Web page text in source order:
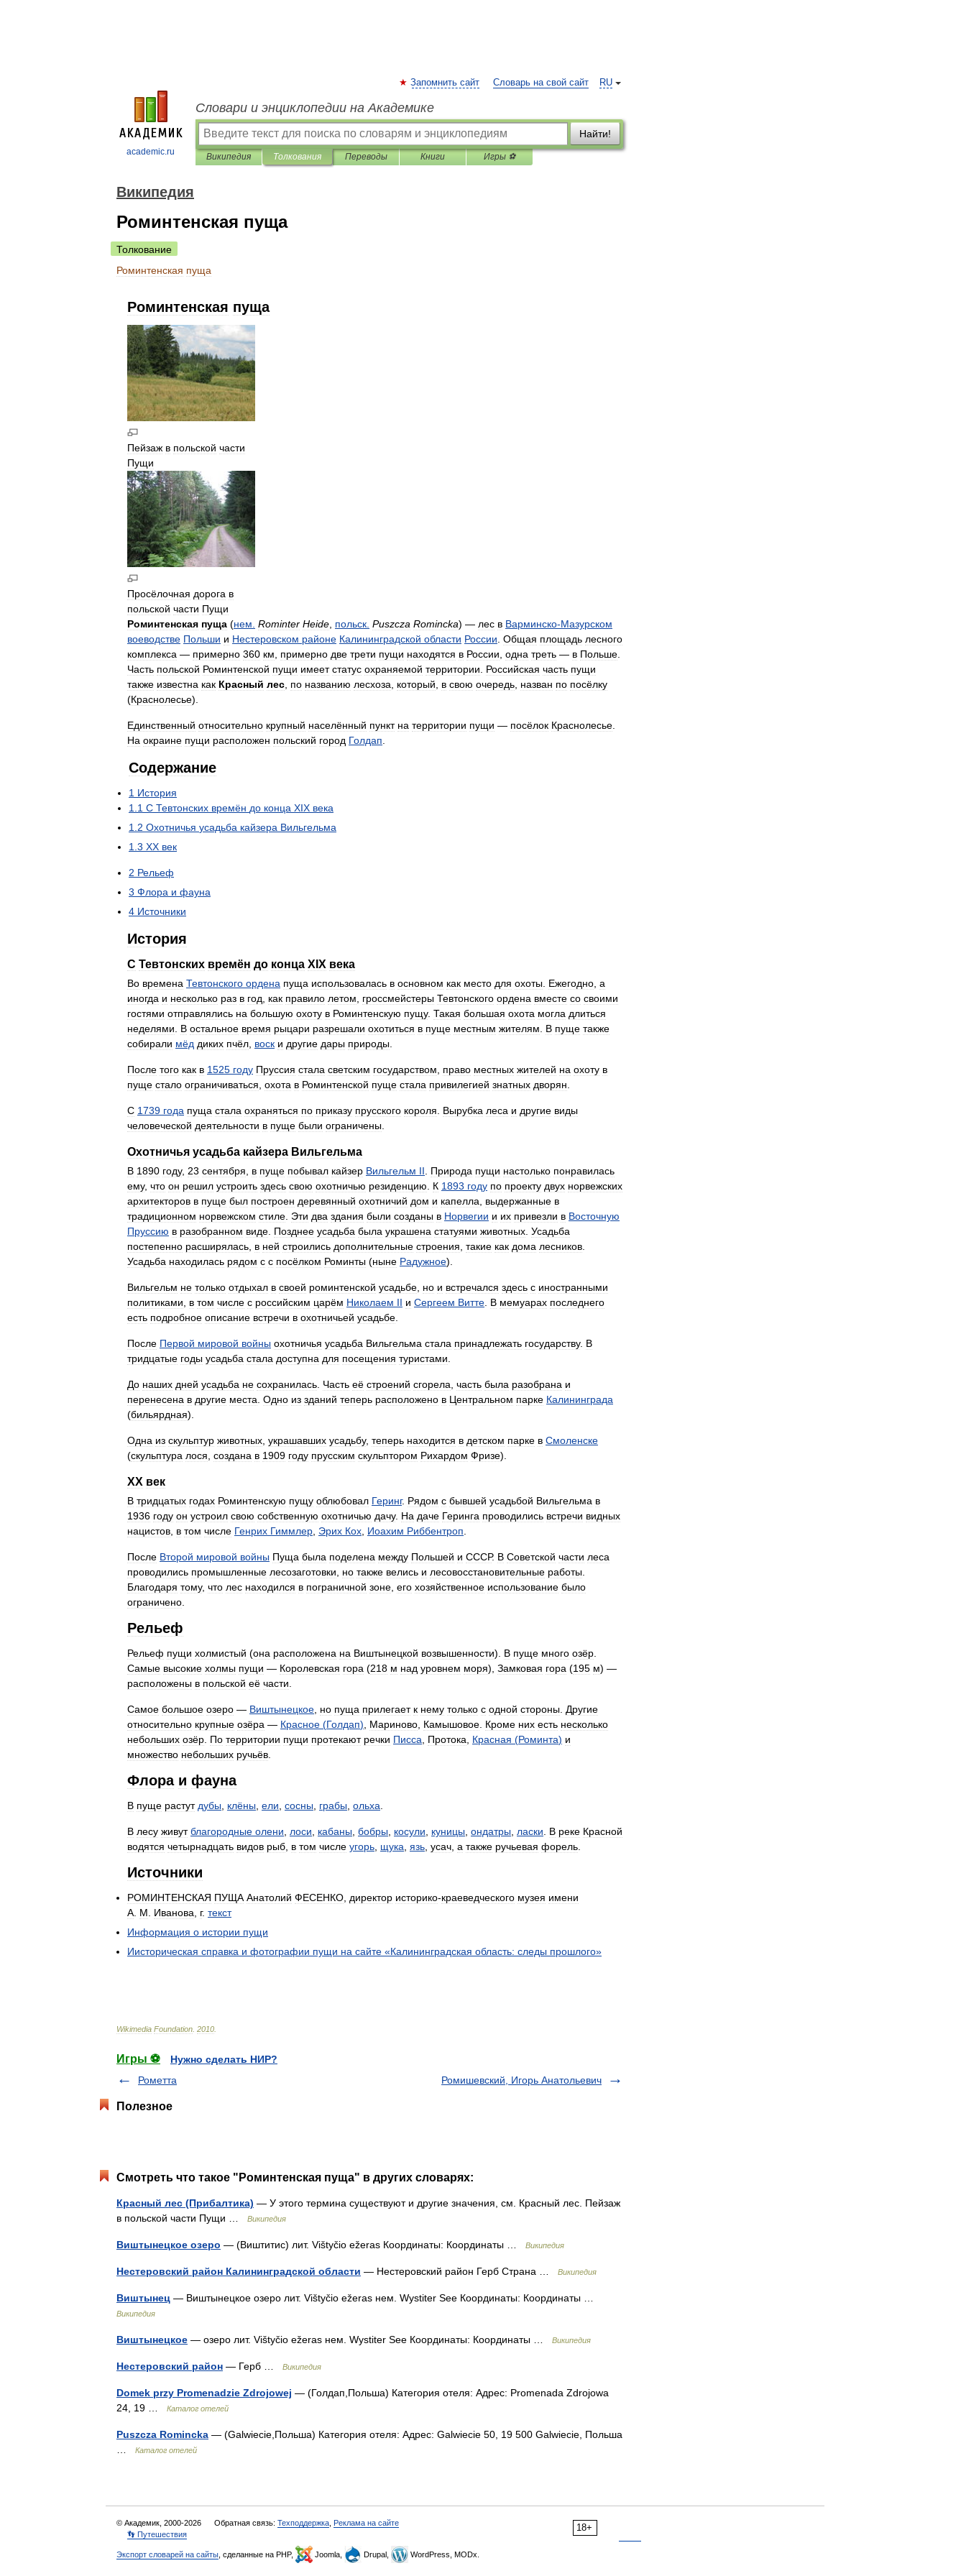
academic.ru
RU
Запомнить сайт Словарь на свой сайт
Словари и энциклопедии на Академике
Найти!
Википедия Толкования Переводы Книги Игры ⚽
Википедия
Роминтенская пуща
Толкование
Роминтенская пуща
Роминтенская пуща
Пейзаж в польской части
Пущи
Просёлочная дорога в
польской части Пущи
Роминтенская пуща (нем Rominter Heide польск Puszcza Romincka) — лес в Варминско-Мазурском
воеводстве Польши и Нестеровском районе Калининградской области России Общая площадь лесного
комплекса — примерно 360 км примерно две трети пущи находятся в России одна треть — в Польше
Часть польской Роминтенской пущи имеет статус охраняемой территории Российская часть пущи
также известна как Красный лес по названию лесхоза который в свою очередь назван по посёлку
(Краснолесье).
Единственный относительно крупный населённый пункт на территории пущи — посёлок Краснолесье
На окраине пущи расположен польский город Голдап
Содержание
1 История
1 1 С Тевтонских времён до конца XIX века
1 2 Охотничья усадьба кайзера Вильгельма
1 3 XX век
2 Рельеф
3 Флора и фауна
4 Источники
История
С Тевтонских времён до конца XIX века
Во времена Тевтонского ордена пуща использовалась в основном как место для охоты Ежегодно а
иногда и несколько раз в год как правило летом гроссмейстеры Тевтонского ордена вместе со своими
гостями отправлялись на большую охоту в Роминтенскую пущу. Такая большая охота могла длиться
неделями
В остальное время рыцари разрешали охотиться в пуще местным жителям В пуще также
собирали мёд диких пчёл воск и другие дары природы
После того как в 1525 году Пруссия стала светским государством право местных жителей на охоту в
пуще стало ограничиваться охота в Роминтенской пуще стала привилегией знатных дворян
С 1739 года пуща стала охраняться по приказу прусского короля Вырубка леса и другие виды
человеческой деятельности в пуще были ограничены
Охотничья усадьба кайзера Вильгельма
В 1890 году, 23 сентября в пуще побывал кайзер Вильгельм II Природа пущи настолько понравилась
ему, что он решил устроить здесь свою охотничью резиденцию К 1893 году по проекту двух норвежских
архитекторов в пуще был построен деревянный охотничий дом и капелла выдержанные в
традиционном норвежском стиле Эти два здания были созданы в Норвегии и их привезли в Восточную
Пруссию в разобранном виде Позднее усадьба была украшена статуями животных Усадьба
постепенно расширялась в ней строились дополнительные строения такие как дома лесников
Усадьба находилась рядом с с посёлком Роминты (ныне Радужное).
Вильгельм не только отдыхал в своей роминтенской усадьбе но и встречался здесь с иностранными
политиками
в том числе с российским царём Николаем II и Сергеем Витте В мемуарах последнего
есть подробное описание встречи в охотничьей усадьбе
После Первой мировой войны охотничья усадьба Вильгельма стала принадлежать государству. В
тридцатые годы усадьба стала доступна для посещения туристами
До наших дней усадьба не сохранилась Часть её строений сгорела часть была разобрана и
перенесена в другие места Одно из зданий теперь расположено в Центральном парке Калининграда
(бильярдная).
Одна из скульптур животных украшавших усадьбу, теперь находится в детском парке в Смоленске
(скульптура лося создана в 1909 году прусским скульптором Рихардом Фризе).
XX век
В тридцатых годах Роминтенскую пущу облюбовал Геринг. Рядом с бывшей усадьбой Вильгельма в
1936 году он устроил свою собственную охотничью дачу. На даче Геринга проводились встречи видных
нацистов в том числе Генрих Гиммлер Эрих Кох Иоахим Риббентроп
После Второй мировой войны Пуща была поделена между Польшей и СССР. В Советской части леса
проводились промышленные лесозаготовки но также велись и лесовосстановительные работы
Благодаря тому, что лес находился в пограничной зоне его хозяйственное использование было
ограничено
Рельеф
Рельеф пущи холмистый (она расположена на Виштынецкой возвышенности). В пуще много озёр
Самые высокие холмы пущи — Королевская гора (218 м над уровнем моря), Замковая гора (195 м) —
расположены в польской её части
Самое большое озеро — Виштынецкое но пуща прилегает к нему только с одной стороны Другие
относительно крупные озёра — Красное (Голдап) Мариново Камышовое Кроме них есть несколько
небольших озёр По территории пущи протекают речки Писса Протока Красная (Роминта) и
множество небольших ручьёв
Флора и фауна
В пуще растут дубы клёны ели сосны грабы ольха
В лесу живут благородные олени лоси кабаны бобры косули куницы ондатры ласки В реке Красной
водятся четырнадцать видов рыб в том числе угорь щука язь усач а также ручьевая форель
Источники
РОМИНТЕНСКАЯ ПУЩА Анатолий ФЕСЕНКО директор историко-краеведческого музея имени
А М Иванова г. текст
Информация о истории пущи
Иисторическая справка и фотографии пущи на сайте «Калининградская область: следы прошлого»
Wikimedia Foundation 2010
Игры ⚽
Нужно сделать НИР?
Рометта
Ромишевский, Игорь Анатольевич
Полезное
Смотреть что такое "Роминтенская пуща" в других словарях:
Красный лес (Прибалтика) — У этого термина существуют и другие значения, см. Красный лес. Пейзаж
в польской части Пущи …
Википедия
Виштынецкое озеро — (Виштитис) лит. Vištyčio ežeras Координаты: Координаты … Википедия
Нестеровский район Калининградской области — Нестеровский район Герб Страна … Википедия
Виштынец — Виштынецкое озеро лит. Vištyčio ežeras нем. Wystiter See Координаты: Координаты …
Википедия
Виштынецкое — озеро лит. Vištyčio ežeras нем. Wystiter See Координаты: Координаты … Википедия
Нестеровский район — Герб … Википедия
Domek przy Promenadzie Zdrojowej — (Голдап,Польша) Категория отеля: Адрес: Promenada Zdrojowa
24, 19 …
Каталог отелей
Puszcza Romincka — (Galwiecie,Польша) Категория отеля: Адрес: Galwiecie 50, 19 500 Galwiecie, Польша
Каталог отелей
18+
© Академик, 2000-2026 Обратная связь: Техподдержка Реклама на сайте
👣 Путешествия
Экспорт словарей на сайты , сделанные на PHP, Joomla, Drupal, WordPress, MODx.